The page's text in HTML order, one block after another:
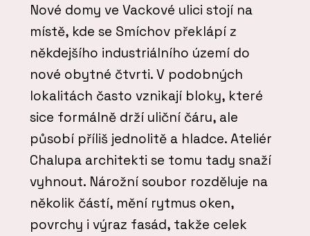
Nové domy ve Vackové ulici stojí na
místě, kde se Smíchov překlápí z
někdejšího industriálního území do
nové obytné čtvrti. V podobných
lokalitách často vznikají bloky, které
sice formálně drží uliční čáru, ale
působí příliš jednolitě a hladce. Ateliér
Chalupa architekti se tomu tady snaží
vyhnout. Nárožní soubor rozděluje na
několik částí, mění rytmus oken,
povrchy i výraz fasád, takže celek